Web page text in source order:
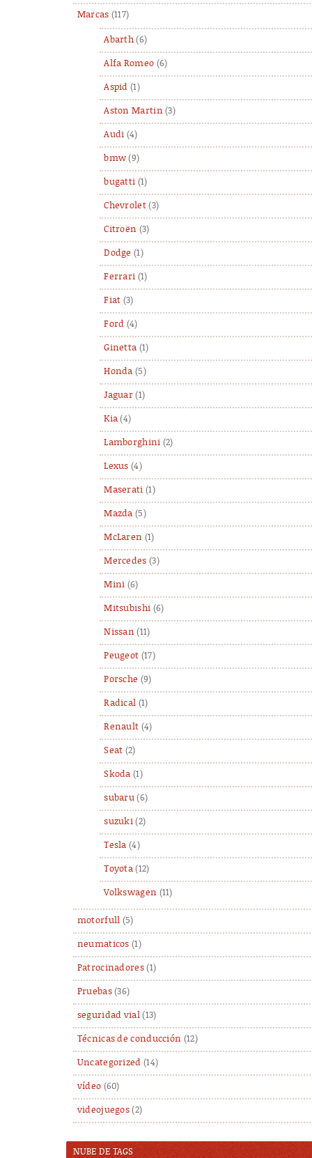
Marcas (117)
Abarth (6)
Alfa Romeo (6)
Aspid (1)
Aston Martin (3)
Audi (4)
bmw (9)
bugatti (1)
Chevrolet(3)
Citroën (3)
Dodge (1)
Ferrari (1)
Fiat (3)
Ford (4)
Ginetta (1)
Honda (5)
Jaguar (1)
Kia (4)
Lamborghini (2)
Lexus (4)
Maserati (1)
Mazda (5)
McLaren (1)
Mercedes (3)
Mini (6)
Mitsubishi (6)
Nissan (11)
Peugeot (17)
Porsche (9)
Radical (1)
Renault (4)
Seat (2)
Skoda (1)
subaru (6)
suzuki (2)
Tesla (4)
Toyota (12)
Volkswagen (11)
motorfull (5)
neumaticos (1)
Patrocinadores(1)
Pruebas(36)
seguridad vial(13)
Técnicas de conducción (12)
Uncategorized (14)
vídeo (60)
videojuegos (2)
NUBE DE TAGS